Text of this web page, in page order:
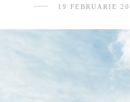
19 FEBRUARIE